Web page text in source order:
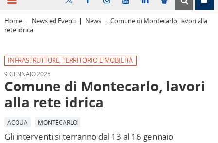
Home News ed Eventi News
Comune di Montecarlo, lavori alla
rete idrica
INFRASTRUTTURE, TERRITORIO E MOBILITÀ
9 GENNAIO 2025
Comune di Montecarlo, lavori
alla rete idrica
ACQUA MONTECARLO
Gli interventi si terranno dal 13 al 16 gennaio